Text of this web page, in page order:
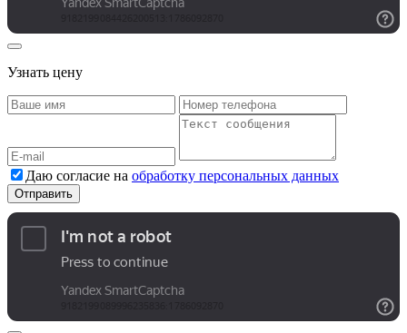
Узнать цену
Даю согласие на обработку персональных данных